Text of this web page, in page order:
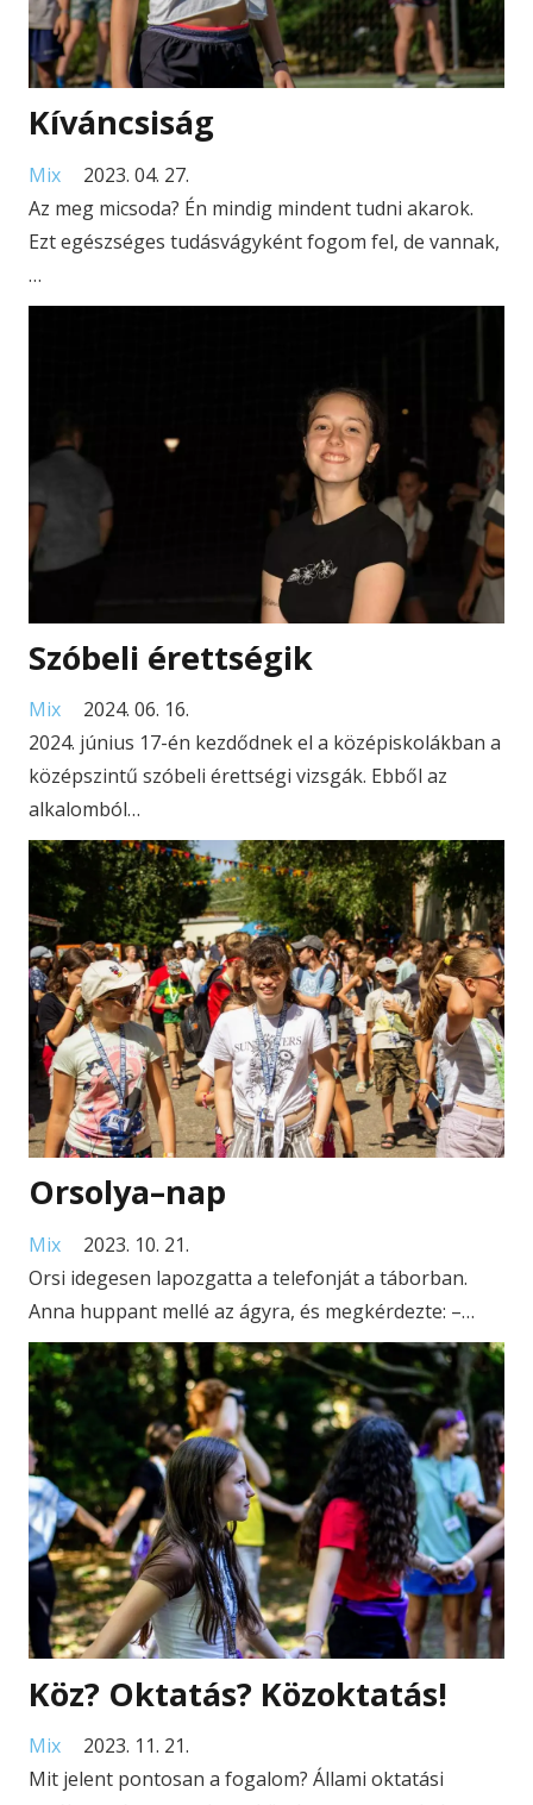
Kíváncsiság
Mix
2023. 04. 27.
Az meg micsoda? Én mindig mindent tudni akarok.
Ezt egészséges tudásvágyként fogom fel, de vannak,
…
Szóbeli érettségik
Mix
2024. 06. 16.
2024. június 17-én kezdődnek el a középiskolákban a
középszintű szóbeli érettségi vizsgák. Ebből az
alkalomból…
Orsolya–nap
Mix
2023. 10. 21.
Orsi idegesen lapozgatta a telefonját a táborban.
Anna huppant mellé az ágyra, és megkérdezte: –…
Köz? Oktatás? Közoktatás!
Mix
2023. 11. 21.
Mit jelent pontosan a fogalom? Állami oktatási